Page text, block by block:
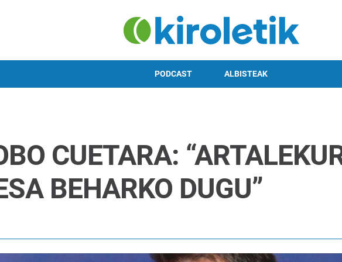
PODCAST ALBISTEAK
CUETARA:
BEHARKO DUGU”